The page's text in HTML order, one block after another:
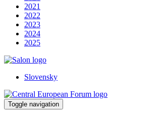
2021
2022
2023
2024
2025
Slovensky
Toggle navigation